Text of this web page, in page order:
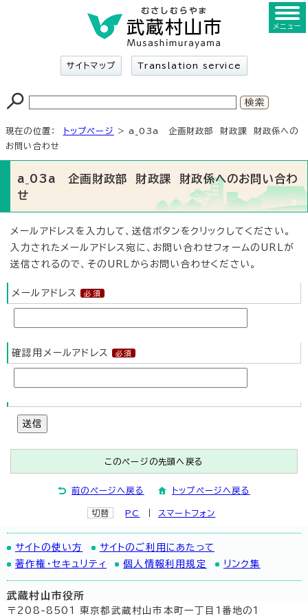
サイトマップ Translation service
メニュー
現在の位置： トップページ
> a_03a 企画財政部 財政課 財政係への
お問い合わせ
a_03a 企画財政部 財政課 財政係へのお問い合わ
せ
メールアドレスを入力して、送信ボタンをクリックしてください。
入力されたメールアドレス宛に、お問い合わせフォームのURLが
送信されるので、そのURLからお問い合わせください。
メールアドレス
確認用メールアドレス
送信
このページの先頭へ戻る
前のページへ戻る トップページへ戻る
切替 PC スマートフォン
サイトの使い方
サイトのご利用にあたって
著作権・セキュリティ
個人情報利用規定 リンク集
武蔵村山市役所
〒208-8501 東京都武蔵村山市本町一丁目1番地の1